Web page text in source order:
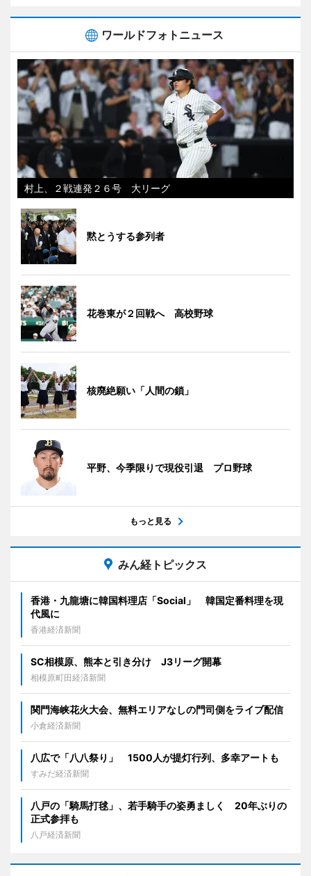
ワールドフォトニュース
村上、２戦連発２６号 大リーグ
黙とうする参列者
花巻東が２回戦へ 高校野球
核廃絶願い「人間の鎖」
平野、今季限りで現役引退 プロ野球
もっと見る
みん経トピックス
香港・九龍塘に韓国料理店「Social」 韓国定番料理を現
代風に
香港経済新聞
SC相模原、熊本と引き分け J3リーグ開幕
相模原町田経済新聞
関門海峡花火大会、無料エリアなしの門司側をライブ配信
小倉経済新聞
八広で「八八祭り」 1500人が提灯行列、多幸アートも
すみだ経済新聞
八戸の「騎馬打毬」、若手騎手の姿勇ましく 20年ぶりの
正式参拝も
八戸経済新聞